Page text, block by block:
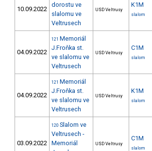
10.09.2022
dorostu ve
slalomu ve
Veltrusech
USD Veltrusy
K1M
slalom
04.09.2022
121 Memoriál
J.Froňka st.
ve slalomu ve
Veltrusech
USD Veltrusy
C1M
slalom
04.09.2022
121 Memoriál
J.Froňka st.
ve slalomu ve
Veltrusech
USD Veltrusy
K1M
slalom
03.09.2022
120 Slalom ve
Veltrusech -
Memoriál
USD Veltrusy
C1M
slalom